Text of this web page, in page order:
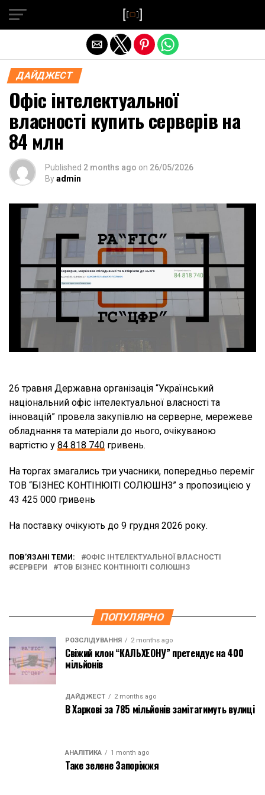
ДАЙДЖЕСТ
Офіс інтелектуальної
власності купить серверів на
84 млн
Published 2 months ago on 26/05/2026
Byadmin
26 травня Державна організація “Український
національний офіс інтелектуальної власності та
інновацій” провела закупівлю на серверне, мережеве
обладнання та матеріали до нього, очікуваною
вартістю у 84 818 740 гривень.
На торгах змагались три учасники, попередньо переміг
ТОВ “БІЗНЕС КОНТІНЮІТІ СОЛЮШНЗ” з пропозицією у
43 425 000 гривень
На поставку очікують до 9 грудня 2026 року.
ПОВ’ЯЗАНІ ТЕМИ:
ОФІС ІНТЕЛЕКТУАЛЬНОЇ ВЛАСНОСТІ
СЕРВЕРИ
ТОВ БІЗНЕС КОНТІНЮІТІ СОЛЮШНЗ
ПОПУЛЯРНО
РОЗСЛІДУВАННЯ 2 months ago
Свіжий клон “КАЛЬХЕОНУ” претендує на 400
мільйонів
ДАЙДЖЕСТ 2 months ago
В Харкові за 785 мільйонів замітатимуть вулиці
АНАЛІТИКА 1 month ago
Таке зелене Запоріжжя
Exit mobile version